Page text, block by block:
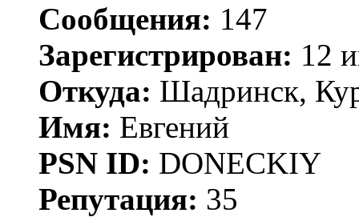
Сообщения: 147
Зарегистрирован: 12
Откуда: Шадринск,
Имя: Евгений
PSN ID: DONECKIY
Репутация: 35